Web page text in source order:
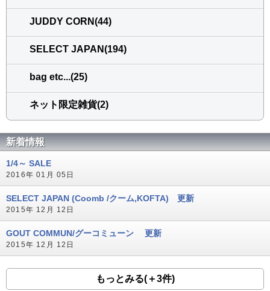
JUDDY CORN(44)
SELECT JAPAN(194)
bag etc...(25)
ネット限定雑貨(2)
新着情報
1/4～ SALE
2016年 01月 05日
SELECT JAPAN (Coomb /クーム,KOFTA) 更新
2015年 12月 12日
GOUT COMMUN/グーコミューン 更新
2015年 12月 12日
もっとみる(＋3件)